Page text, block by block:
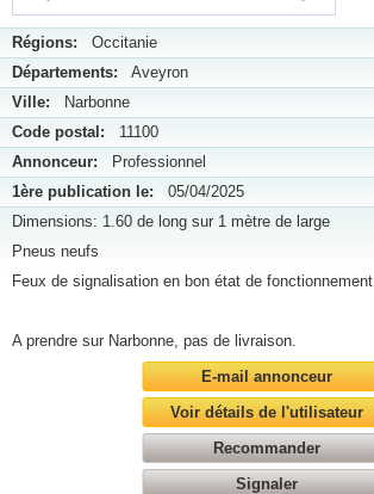
Régions: Occitanie
Départements: Aveyron
Ville: Narbonne
Code postal: 11100
Annonceur: Professionnel
1ère publication le: 05/04/2025
Dimensions: 1.60 de long sur 1 mètre de large
Pneus neufs
Feux de signalisation en bon état de fonctionnement
A prendre sur Narbonne, pas de livraison.
E-mail annonceur
Voir détails de l'utilisateur
Recommander
Signaler